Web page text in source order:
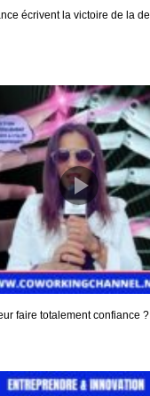
écrivent la victoire de la
faire totalement confiance ?